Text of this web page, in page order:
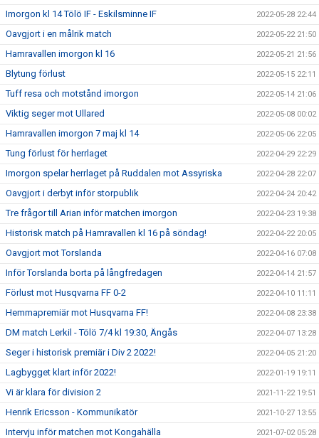
Imorgon kl 14 Tölö IF - Eskilsminne IF 2022-05-28 22:44
Oavgjort i en målrik match 2022-05-22 21:50
Hamravallen imorgon kl 16 2022-05-21 21:56
Blytung förlust 2022-05-15 22:11
Tuff resa och motstånd imorgon 2022-05-14 21:06
Viktig seger mot Ullared 2022-05-08 00:02
Hamravallen imorgon 7 maj kl 14 2022-05-06 22:05
Tung förlust för herrlaget 2022-04-29 22:29
Imorgon spelar herrlaget på Ruddalen mot Assyriska 2022-04-28 22:07
Oavgjort i derbyt inför storpublik 2022-04-24 20:42
Tre frågor till Arian inför matchen imorgon 2022-04-23 19:38
Historisk match på Hamravallen kl 16 på söndag! 2022-04-22 20:05
Oavgjort mot Torslanda 2022-04-16 07:08
Inför Torslanda borta på långfredagen 2022-04-14 21:57
Förlust mot Husqvarna FF 0-2 2022-04-10 11:11
Hemmapremiär mot Husqvarna FF! 2022-04-08 23:38
DM match Lerkil - Tölö 7/4 kl 19:30, Ängås 2022-04-07 13:28
Seger i historisk premiär i Div 2 2022! 2022-04-05 21:20
Lagbygget klart inför 2022! 2022-01-19 19:11
Vi är klara för division 2 2021-11-22 19:51
Henrik Ericsson - Kommunikatör 2021-10-27 13:55
Intervju inför matchen mot Kongahälla 2021-07-02 05:28